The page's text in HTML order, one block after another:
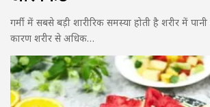
गर्मी में सबसे बड़ी शारीरिक समस्या होती है शरीर में
कारण शरीर से अधिक…